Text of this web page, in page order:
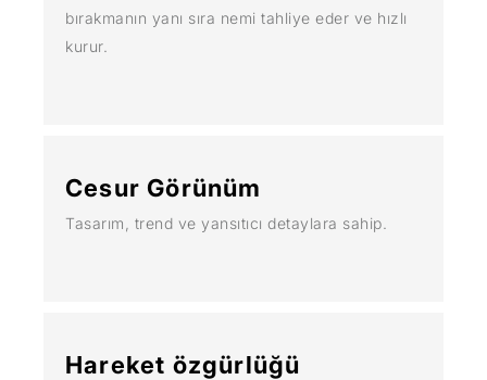
bırakmanın yanı sıra nemi tahliye eder ve hızlı
kurur.
Cesur Görünüm
Tasarım, trend ve yansıtıcı detaylara sahip.
Hareket özgürlüğü